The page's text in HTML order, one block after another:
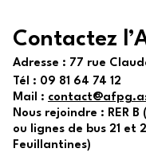
Contactez
Adresse : 77 rue
Tél : 09 81 64 74 12
Mail :
Nous rejoindre : RER
ou lignes de bus 21 et
Feuillantines)